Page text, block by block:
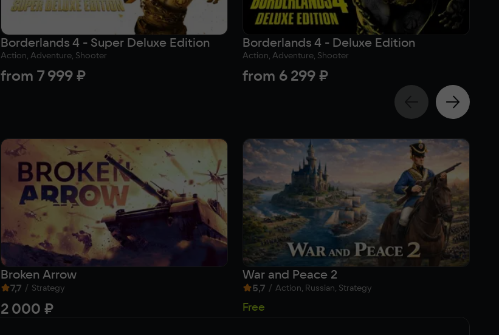
Borderlands 4 - Super Deluxe Edition
Action, Adventure, Shooter
from 7 999 ₽
Borderlands 4 - Deluxe Edition
Action, Adventure, Shooter
from 6 299 ₽
Broken Arrow
7,7 / Strategy
2 000 ₽
War and Peace 2
5,7 / Action, Russian, Strategy
Free